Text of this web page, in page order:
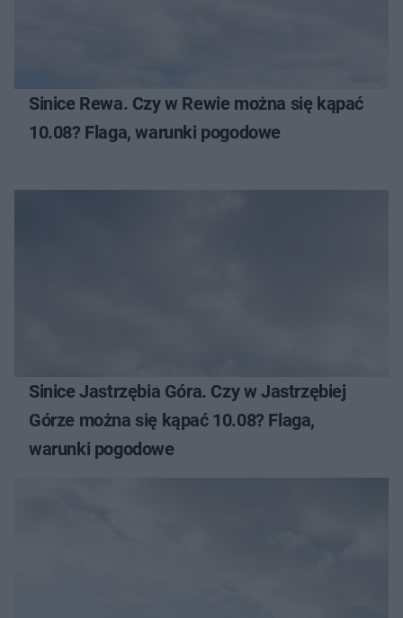
Sinice Rewa. Czy w Rewie można się kąpać
10.08? Flaga, warunki pogodowe
Sinice Jastrzębia Góra. Czy w Jastrzębiej
Górze można się kąpać 10.08? Flaga,
warunki pogodowe